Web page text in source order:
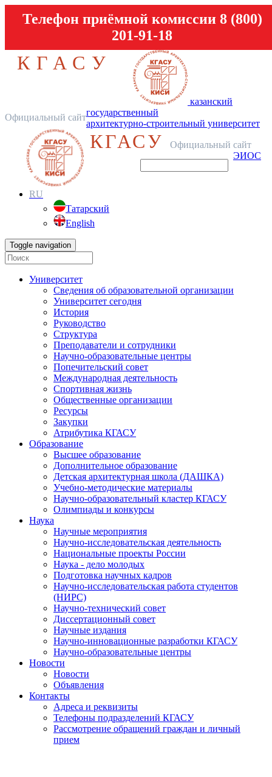
Телефон приёмной комиссии 8 (800)
201-91-18
КГАСУ
Официальный сайт
казанский
государственный
архитектурно-строительный университет
КГАСУ
Официальный сайт
ЭИОС
RU
Татарский
English
Toggle navigation
Университет
Сведения об образовательной организации
Университет сегодня
История
Руководство
Структура
Преподаватели и сотрудники
Научно-образовательные центры
Попечительский совет
Международная деятельность
Спортивная жизнь
Общественные организации
Ресурсы
Закупки
Атрибутика КГАСУ
Образование
Высшее образование
Дополнительное образование
Детская архитектурная школа (ДАШКА)
Учебно-методические материалы
Научно-образовательный кластер КГАСУ
Олимпиады и конкурсы
Наука
Научные мероприятия
Научно-исследовательская деятельность
Национальные проекты России
Наука - дело молодых
Подготовка научных кадров
Научно-исследовательская работа студентов
(НИРС)
Научно-технический совет
Диссертационный совет
Научные издания
Научно-инновационные разработки КГАСУ
Научно-образовательные центры
Новости
Новости
Объявления
Контакты
Адреса и реквизиты
Телефоны подразделений КГАСУ
Рассмотрение обращений граждан и личный
прием